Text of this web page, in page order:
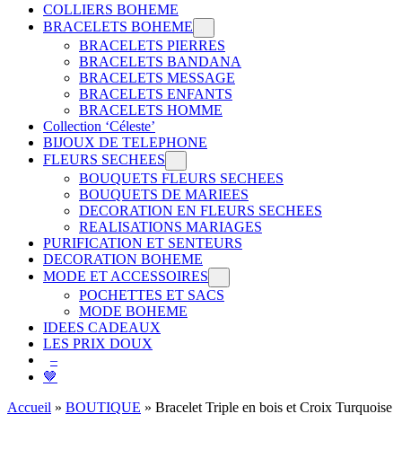
COLLIERS BOHEME
BRACELETS BOHEME
BRACELETS PIERRES
BRACELETS BANDANA
BRACELETS MESSAGE
BRACELETS ENFANTS
BRACELETS HOMME
Collection ‘Céleste’
BIJOUX DE TELEPHONE
FLEURS SECHEES
BOUQUETS FLEURS SECHEES
BOUQUETS DE MARIEES
DECORATION EN FLEURS SECHEES
REALISATIONS MARIAGES
PURIFICATION ET SENTEURS
DECORATION BOHEME
MODE ET ACCESSOIRES
POCHETTES ET SACS
MODE BOHEME
IDEES CADEAUX
LES PRIX DOUX
–
🤎
Accueil » BOUTIQUE » Bracelet Triple en bois et Croix Turquoise